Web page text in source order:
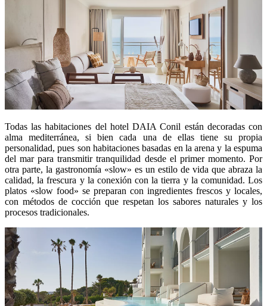
Todas las habitaciones del hotel DAIA Conil están decoradas con
alma mediterránea, si bien cada una de ellas tiene su propia
personalidad, pues son habitaciones basadas en la arena y la espuma
del mar para transmitir tranquilidad desde el primer momento. Por
otra parte, la gastronomía «slow» es un estilo de vida que abraza la
calidad, la frescura y la conexión con la tierra y la comunidad. Los
platos «slow food» se preparan con ingredientes frescos y locales,
con métodos de cocción que respetan los sabores naturales y los
procesos tradicionales.